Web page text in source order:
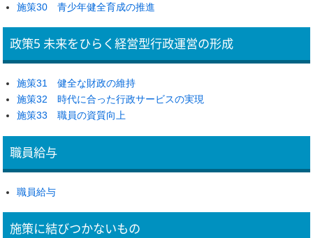
施策30 青少年健全育成の推進
政策5 未来をひらく経営型行政運営の形成
施策31 健全な財政の維持
施策32 時代に合った行政サービスの実現
施策33 職員の資質向上
職員給与
職員給与
施策に結びつかないもの